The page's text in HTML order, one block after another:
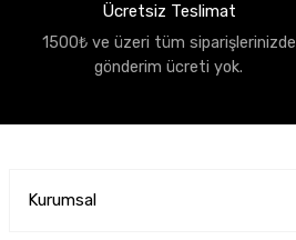
Ücretsiz Teslimat
1500₺ ve üzeri tüm siparişlerinizde
gönderim ücreti yok.
Kurumsal